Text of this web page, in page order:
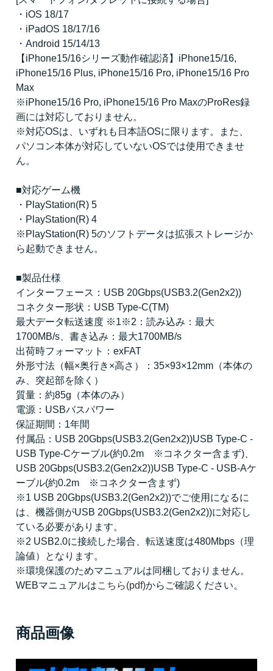
・iOS 18/17
・iPadOS 18/17/16
・Android 15/14/13
【iPhone15/16シリーズ動作確認済】iPhone15/16,
iPhone15/16 Plus, iPhone15/16 Pro, iPhone15/16 Pro
Max
※iPhone15/16 Pro, iPhone15/16 Pro MaxのProRes録
画には対応しておりません。
※対応OSは、いずれも日本語OSに限ります。また、
パソコン本体が対応していないOSでは使用できませ
ん。
■対応ゲーム機
・PlayStation(R) 5
・PlayStation(R) 4
※PlayStation(R) 5のソフトデータは拡張ストレージか
ら起動できません。
■製品仕様
インターフェース：USB 20Gbps(USB3.2(Gen2x2))
コネクター形状：USB Type-C(TM)
最大データ転送速度 ※1※2：読み込み：最大
1700MB/s、書き込み：最大1700MB/s
出荷時フォーマット：exFAT
外形寸法（幅×奥行き×高さ）：35×93×12mm（本体の
み、突起部を除く）
質量：約85g（本体のみ）
電源：USBバスパワー
保証期間：1年間
付属品：USB 20Gbps(USB3.2(Gen2x2))USB Type-C -
USB Type-Cケーブル(約0.2m ※コネクター含まず)、
USB 20Gbps(USB3.2(Gen2x2))USB Type-C - USB-Aケ
ーブル(約0.2m ※コネクター含まず)
※1 USB 20Gbps(USB3.2(Gen2x2))でご使用になるに
は、機器側がUSB 20Gbps(USB3.2(Gen2x2))に対応し
ている必要があります。
※2 USB2.0に接続した場合、転送速度は480Mbps（理
論値）となります。
※環境保護のためマニュアルは同梱しておりません。
WEBマニュアルはこちら(pdf)からご確認ください。
商品画像